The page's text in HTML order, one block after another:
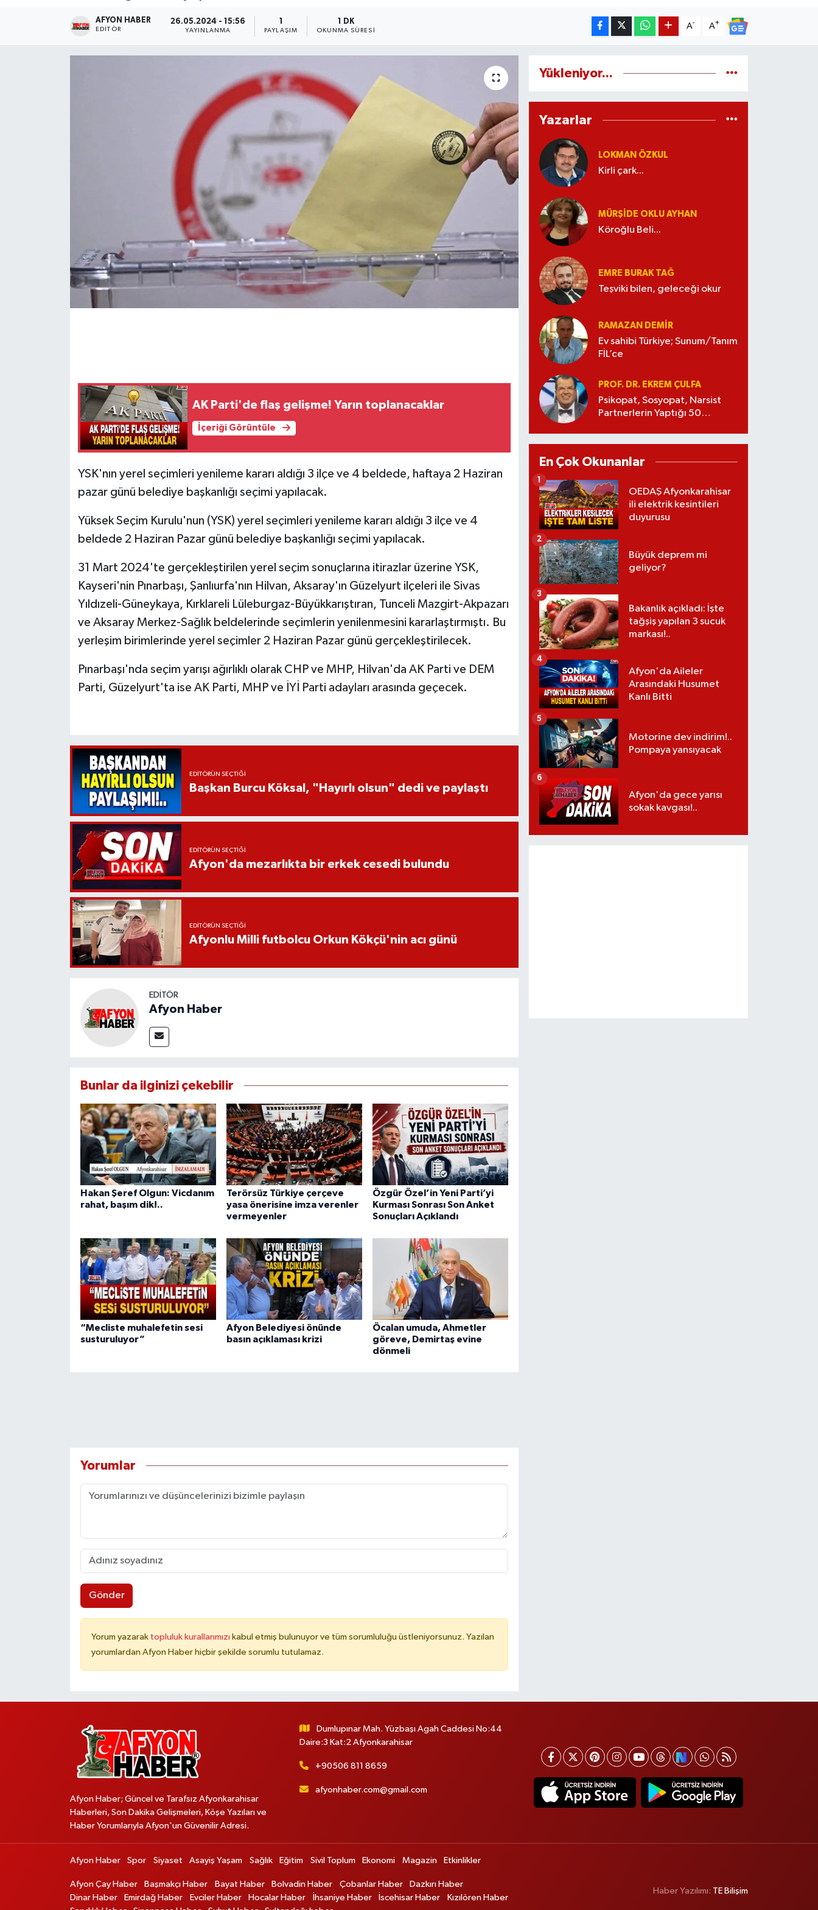
AFYON HABER
EDITÖR
26.05.2024 - 15:56
YAYINLANMA PAYLAŞIM
1 DK
OKUNMA SÜRESI
A- A+
AK Parti'de flaş gelişme! Yarın toplanacaklar
İçeriği Görüntüle
YSK'nın yerel seçimleri yenileme kararı aldığı 3 ilçe ve 4 beldede, haftaya 2 Haziran
pazar günü belediye başkanlığı seçimi yapılacak.
Yüksek Seçim Kurulu'nun (YSK) yerel seçimleri yenileme kararı aldığı 3 ilçe ve 4
beldede 2 Haziran Pazar günü belediye başkanlığı seçimi yapılacak.
31 Mart 2024'te gerçekleştirilen yerel seçim sonuçlarına itirazlar üzerine YSK,
Kayseri'nin Pınarbaşı, Şanlıurfa'nın Hilvan, Aksaray'ın Güzelyurt ilçeleri ile Sivas
Yıldızeli-Güneykaya, Kırklareli Lüleburgaz-Büyükkarıştıran, Tunceli Mazgirt-Akpazarı
ve Aksaray Merkez-Sağlık beldelerinde seçimlerin yenilenmesini kararlaştırmıştı. Bu
yerleşim birimlerinde yerel seçimler 2 Haziran Pazar günü gerçekleştirilecek.
Pınarbaşı'nda seçim yarışı ağırlıklı olarak CHP ve MHP, Hilvan'da AK Parti ve DEM
Parti, Güzelyurt'ta ise AK Parti, MHP ve İYİ Parti adayları arasında geçecek.
EDITÖRÜN SEÇTIĞI
Başkan Burcu Köksal, "Hayırlı olsun" dedi ve paylaştı
EDITÖRÜN SEÇTIĞI
Afyon'da mezarlıkta bir erkek cesedi bulundu
EDITÖRÜN SEÇTIĞI
Afyonlu Milli futbolcu Orkun Kökçü'nin acı günü
EDITÖR
Afyon Haber
Bunlar da ilginizi çekebilir
Hakan Şeref Olgun: Vicdanım
rahat, başım dik!..
Terörsüz Türkiye çerçeve
yasa önerisine imza verenler
vermeyenler
Özgür Özel’in Yeni Parti’yi
Kurması Sonrası Son Anket
Sonuçları Açıklandı
“Mecliste muhalefetin sesi
susturuluyor”
Afyon Belediyesi önünde
basın açıklaması krizi
Öcalan umuda, Ahmetler
göreve, Demirtaş evine
dönmeli
Yorumlar
Gönder
Yorum yazarak topluluk kurallarımızı kabul etmiş bulunuyor ve tüm sorumluluğu üstleniyorsunuz. Yazılan
yorumlardan Afyon Haber hiçbir şekilde sorumlu tutulamaz.
Yükleniyor...
Yazarlar
LOKMAN ÖZKUL
Kirli çark...
MÜRŞIDE OKLU AYHAN
Köroğlu Beli...
EMRE BURAK TAĞ
Teşviki bilen, geleceği okur
RAMAZAN DEMİR
Ev sahibi Türkiye; Sunum/Tanım
FİL’ce
PROF. DR. EKREM ÇULFA
Psikopat, Sosyopat, Narsist
Partnerlerin Yaptığı 50
En Çok Okunanlar
OEDAŞ Afyonkarahisar
ili elektrik kesintileri
duyurusu
1
Büyük deprem mi
geliyor?
2
Bakanlık açıkladı: İşte
tağşiş yapılan 3 sucuk
markası!..
3
Afyon'da Aileler
Arasındaki Husumet
Kanlı Bitti
4
Motorine dev indirim!..
Pompaya yansıyacak
5
Afyon'da gece yarısı
sokak kavgası!..
6
Afyon Haber; Güncel ve Tarafsız Afyonkarahisar
Haberleri, Son Dakika Gelişmeleri, Köşe Yazıları ve
Haber Yorumlarıyla Afyon'un Güvenilir Adresi.
Dumlupınar Mah. Yüzbaşı Agah Caddesi No:44
Daire:3 Kat:2 Afyonkarahisar
+90506 811 8659
afyonhaber.com@gmail.com
Afyon Haber Spor Siyaset Asayiş Yaşam Sağlık Eğitim Sivil Toplum Ekonomi Magazin Etkinlikler
Afyon Çay Haber Başmakçı Haber Bayat Haber Bolvadin Haber Çobanlar Haber
Dazkırı Haber
Dinar Haber
Emirdağ Haber Evciler Haber Hocalar Haber İhsaniye Haber İscehisar Haber
Kızılören Haber
Haber Yazılımı: TE Bilişim
Magazin